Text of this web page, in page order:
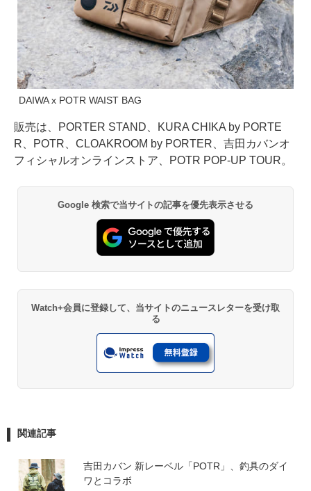
DAIWA x POTR WAIST BAG
販売は、PORTER STAND、KURA CHIKA by PORTE
R、POTR、CLOAKROOM by PORTER、吉田カバンオ
フィシャルオンラインストア、POTR POP-UP TOUR。
Google 検索で当サイトの記事を優先表示させる
Watch+会員に登録して、当サイトのニュースレターを受け取
る
関連記事
吉田カバン 新レーベル「POTR」、釣具のダイ
ワとコラボ